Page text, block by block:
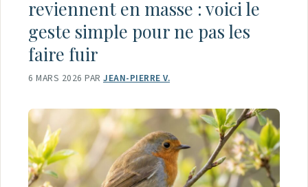
reviennent en masse : voici le
geste simple pour ne pas les
faire fuir
6 MARS 2026 PAR JEAN-PIERRE V.